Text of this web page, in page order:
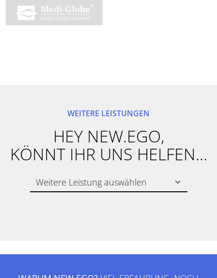
WEITERE LEISTUNGEN
HEY NEW.EGO,
KÖNNT IHR UNS HELFEN...